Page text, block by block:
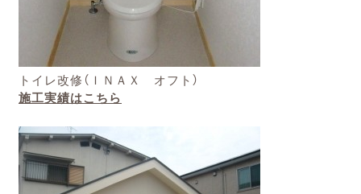
トイレ改修（ＩＮＡＸ オフト）
施工実績はこちら